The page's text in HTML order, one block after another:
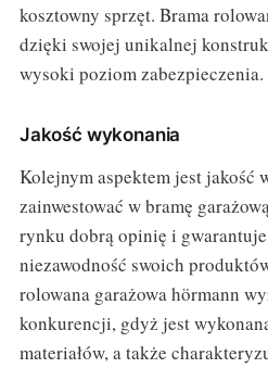
kosztowny sprzęt. Brama
dzięki swojej unikalnej
wysoki poziom zabezpieczenia.
Jakość wykonania
Kolejnym aspektem jest jakość
zainwestować w bramę
rynku dobrą opinię i gwarantuje
niezawodność swoich
rolowana garażowa hörmann
konkurencji, gdyż jest
materiałów, a także